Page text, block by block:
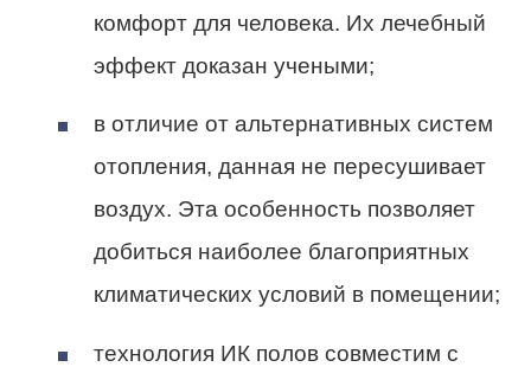
комфорт для человека. Их лечебный
эффект доказан учеными;
в отличие от альтернативных систем
отопления, данная не пересушивает
воздух. Эта особенность позволяет
добиться наиболее благоприятных
климатических условий в помещении;
технология ИК полов совместим с